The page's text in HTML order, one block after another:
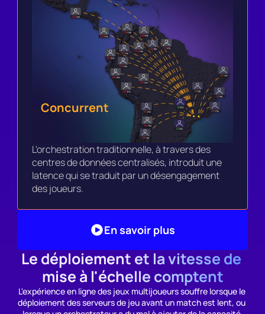
L'orchestration traditionnelle, à travers des
centres de données centralisés, introduit une
latence qui se traduit par un désengagement
des joueurs.
Concurrent
En savoir plus
Le déploiement et la vitesse de
mise à l'échelle comptent
L'expérience en ligne des jeux multijoueurs souffre lorsque le
déploiement des serveurs de jeu avant un match est lent, ou